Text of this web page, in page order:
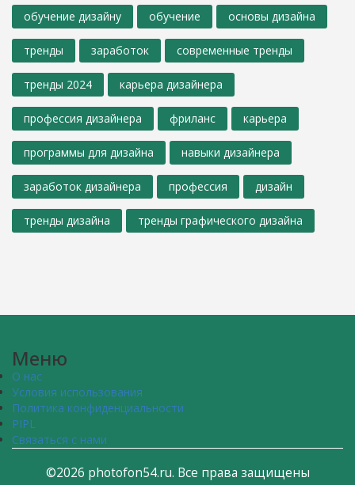
обучение дизайну обучение основы дизайна
тренды заработок современные тренды
тренды 2024 карьера дизайнера
профессия дизайнера фриланс карьера
программы для дизайна навыки дизайнера
заработок дизайнера профессия дизайн
тренды дизайна тренды графического дизайна
Меню
О нас
Условия использования
Политика конфиденциальности
PIPL
Связаться с нами
©2026 photofon54.ru. Все права защищены